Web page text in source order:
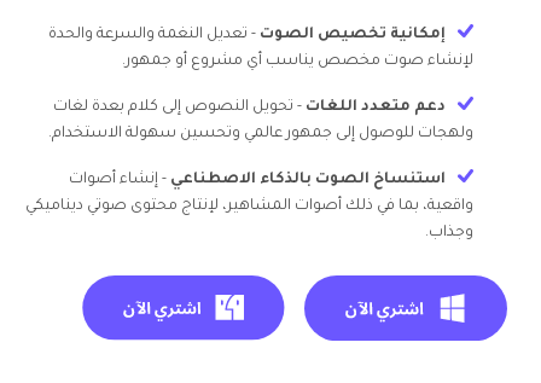
إمكانية تخصيص الصوت - تعديل النغمة والسرعة والحدة
لإنشاء صوت مخصص يناسب أي مشروع أو جمهور.
دعم متعدد اللغات - تحويل النصوص إلى كلام بعدة لغات
ولهجات للوصول إلى جمهور عالمي وتحسين سهولة الاستخدام.
استنساخ الصوت بالذكاء الاصطناعي - إنشاء أصوات
واقعية، بما في ذلك أصوات المشاهير، لإنتاج محتوى صوتي ديناميكي
وجذاب.